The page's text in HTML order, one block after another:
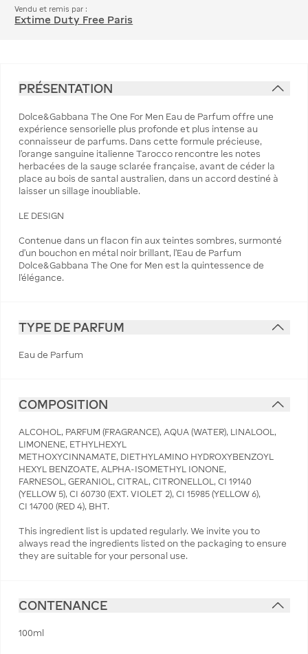
Vendu et remis par :
Extime Duty Free Paris
PRÉSENTATION
Dolce&Gabbana The One For Men Eau de Parfum offre une
expérience sensorielle plus profonde et plus intense au
connaisseur de parfums. Dans cette formule précieuse,
l'orange sanguine italienne Tarocco rencontre les notes
herbacées de la sauge sclarée française, avant de céder la
place au bois de santal australien, dans un accord destiné à
laisser un sillage inoubliable.
LE DESIGN
Contenue dans un flacon fin aux teintes sombres, surmonté
d'un bouchon en métal noir brillant, l'Eau de Parfum
Dolce&Gabbana The One for Men est la quintessence de
l'élégance.
TYPE DE PARFUM
Eau de Parfum
COMPOSITION
ALCOHOL, PARFUM (FRAGRANCE), AQUA (WATER), LINALOOL,
LIMONENE, ETHYLHEXYL
METHOXYCINNAMATE, DIETHYLAMINO HYDROXYBENZOYL
HEXYL BENZOATE, ALPHA-ISOMETHYL IONONE,
FARNESOL, GERANIOL, CITRAL, CITRONELLOL, CI 19140
(YELLOW 5), CI 60730 (EXT. VIOLET 2), CI 15985 (YELLOW 6),
CI 14700 (RED 4), BHT.
This ingredient list is updated regularly. We invite you to
always read the ingredients listed on the packaging to ensure
they are suitable for your personal use.
CONTENANCE
100ml